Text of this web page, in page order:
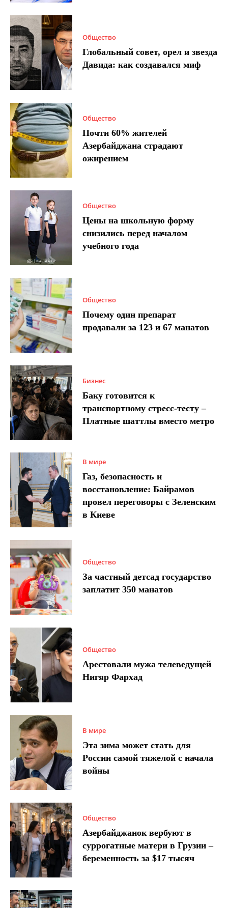
Общество
Глобальный совет, орел и звезда
Давида: как создавался миф
Общество
Почти 60% жителей
Азербайджана страдают
ожирением
Общество
Цены на школьную форму
снизились перед началом
учебного года
Общество
Почему один препарат
продавали за 123 и 67 манатов
Бизнес
Баку готовится к
транспортному стресс-тесту –
Платные шаттлы вместо метро
В мире
Газ, безопасность и
восстановление: Байрамов
провел переговоры с Зеленским
в Киеве
Общество
За частный детсад государство
заплатит 350 манатов
Общество
Арестовали мужа телеведущей
Нигяр Фархад
В мире
Эта зима может стать для
России самой тяжелой с начала
войны
Общество
Азербайджанок вербуют в
суррогатные матери в Грузии –
беременность за $17 тысяч